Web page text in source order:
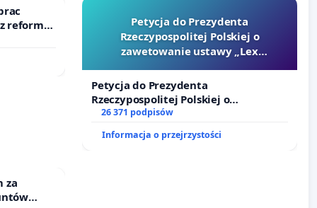
reformą
Petycja do Prezydenta
Rzeczypospolitej Polskiej o
zawetowanie ustawy „Lex
Petycja do Prezydenta
Rzeczypospolitej Polskiej o
zawetowanie ustawy „Lex Szarlatan”
26 371 podpisów
Informacja o przejrzystości
za